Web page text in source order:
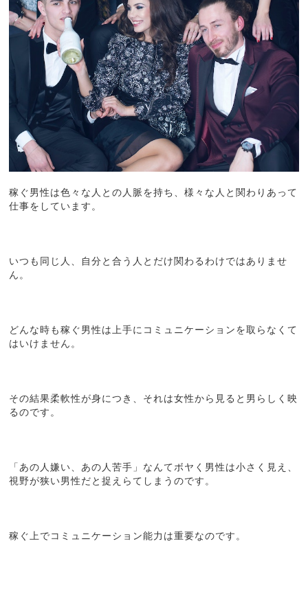
稼ぐ男性は色々な人との人脈を持ち、様々な人と関わりあって
仕事をしています。
いつも同じ人、自分と合う人とだけ関わるわけではありませ
ん。
どんな時も稼ぐ男性は上手にコミュニケーションを取らなくて
はいけません。
その結果柔軟性が身につき、それは女性から見ると男らしく映
るのです。
「あの人嫌い、あの人苦手」なんてボヤく男性は小さく見え、
視野が狭い男性だと捉えらてしまうのです。
稼ぐ上でコミュニケーション能力は重要なのです。